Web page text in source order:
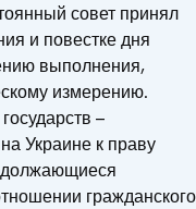
совет принял
и повестке дня
выполнения,
измерению.
–
Украине к праву
гражданского